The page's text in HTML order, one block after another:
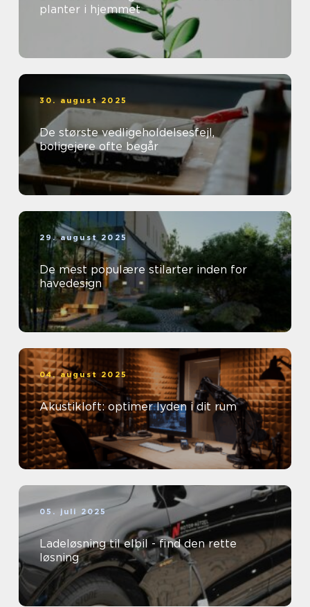
planter i hjemmet
30. august 2025
De største vedligeholdelsesfejl,
boligejere ofte begår
29. august 2025
De mest populære stilarter inden for
havedesign
04. august 2025
Akustikloft: optimer lyden i dit rum
05. juli 2025
Ladeløsning til elbil - find den rette
løsning